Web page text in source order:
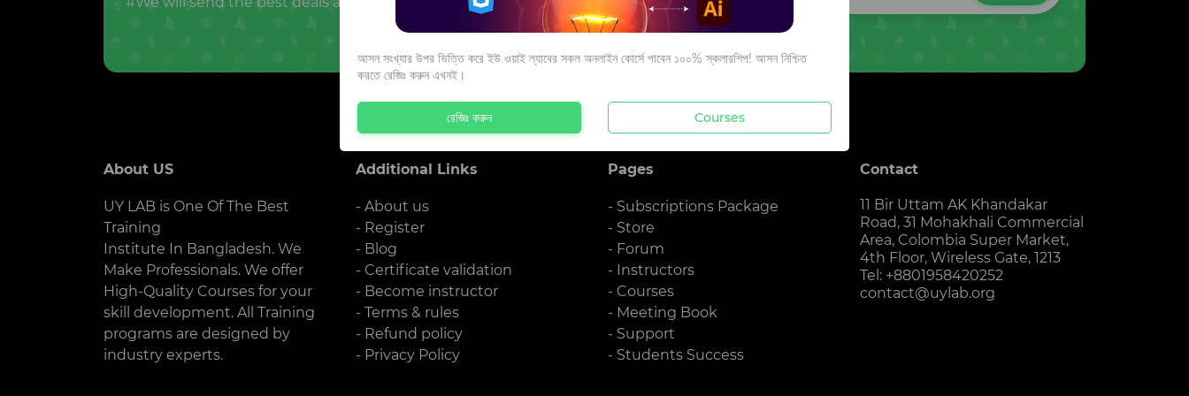
About US
UY LAB is One Of The Best
Training
Institute In Bangladesh. We
Make Professionals. We offer
High-Quality Courses for your
skill development. All Training
programs are designed by
industry experts.
Additional Links
- About us
- Register
- Blog
- Certificate validation
- Become instructor
- Terms & rules
- Refund policy
- Privacy Policy
Pages
- Subscriptions Package
- Store
- Forum
- Instructors
- Courses
- Meeting Book
- Support
- Students Success
Contact
11 Bir Uttam AK Khandakar
Road, 31 Mohakhali Commercial
Area, Colombia Super Market,
4th Floor, Wireless Gate, 1213
Tel: +8801958420252
contact@uylab.org
আসন সংখ্যার উপর ভিত্তি করে ইউ ওয়াই ল্যাবের সকল অনলাইন কোর্সে পাবেন ১০০% স্কলারশিপ! আসন নিশ্চিত
করতে রেজিঃ করুন এখনই।
রেজিঃ করুন Courses